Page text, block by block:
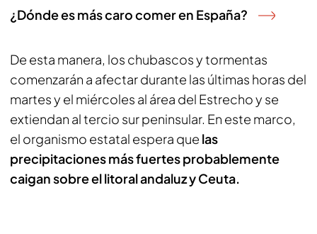
¿Dónde es más caro comer en España?
De esta manera, los chubascos y tormentas
comenzarán a afectar durante las últimas horas del
martes y el miércoles al área del Estrecho y se
extiendan al tercio sur peninsular. En este marco,
el organismo estatal espera que las
precipitaciones más fuertes probablemente
caigan sobre el litoral andaluz y Ceuta.